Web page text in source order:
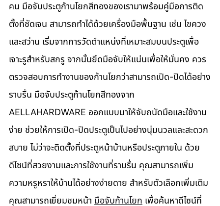
คน มือจับประตูก้านโยกสีทองของเรามาพร้อมคู่มือการติด
ตั้งที่ชัดเจน สามารถทำได้ด้วยเครื่องมือพื้นฐาน เช่น ไขควง
และสว่าน เริ่มจากการวัดตำแหน่งที่เหมาะสมบนประตูเพื่อ
เจาะรูสำหรับสกรู จากนั้นยึดมือจับให้แน่นเพื่อให้มั่นคง ควร
ตรวจสอบการทำงานของก้านโยกว่าสามารถเปิด-ปิดได้อย่าง
ราบรื่น มือจับประตูก้านโยกสีทองจาก
AELLAHARDWARE ออกแบบมาให้จับถนัดมือและใช้งาน
ง่าย ช่วยให้การเปิด-ปิดประตูเป็นไปอย่างนุ่มนวลและสะดวก
สบาย ไม่ว่าจะติดตั้งที่ประตูหน้าบ้านหรือประตูภายใน ด้วย
ดีไซน์ที่สวยงามและการใช้งานที่ราบรื่น คุณสามารถเพิ่ม
ความหรูหราให้บ้านได้อย่างง่ายดาย สำหรับตัวเลือกเพิ่มเติม
คุณสามารถเยี่ยมชมหน้า มือจับก้านโยก เพื่อค้นหาดีไซน์ที่